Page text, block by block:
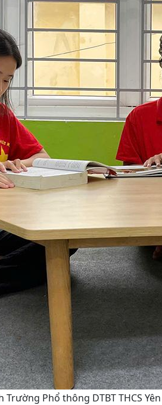
Trường Phổ thông DTBT THCS